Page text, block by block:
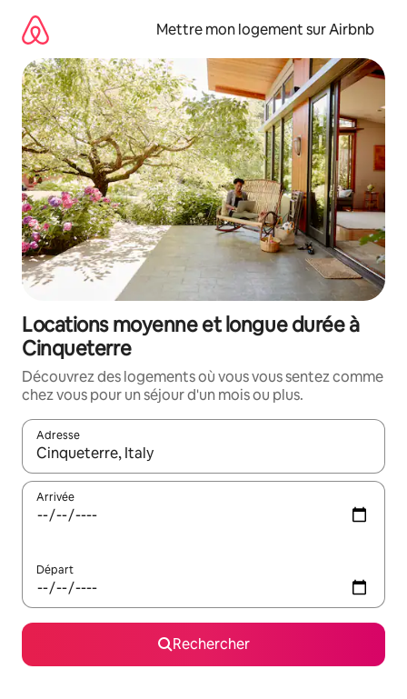
directement
contenu
Mettre mon logement sur Airbnb
Locations moyenne et longue durée à
Cinqueterre
Découvrez des logements où vous vous sentez comme
chez vous pour un séjour d'un mois ou plus.
Adresse
Lorsque les résultats s'affichent, utilisez les flèches vers le
Arrivée
Départ
Rechercher